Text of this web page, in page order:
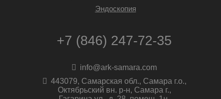
Эндоскопия
+7 (846) 247-72-35
info@ark-samara.com
443079, Самарская обл., Самара г.о.,
Октябрьский вн. р-н, Самара г.,